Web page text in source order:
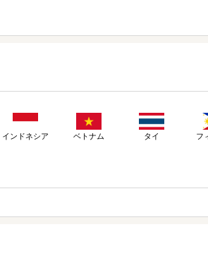
インドネシア ベトナム タイ フ